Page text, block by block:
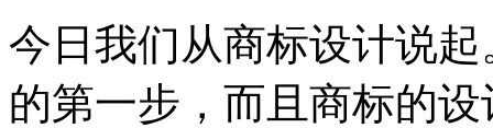
今日我们从商标设计说
的第一步，而且商标的